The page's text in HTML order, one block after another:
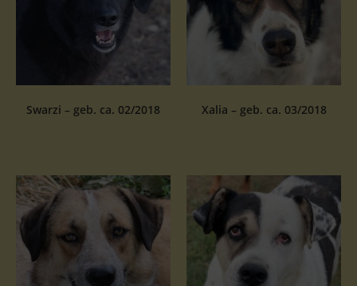
Swarzi – geb. ca. 02/2018 Xalia – geb. ca. 03/2018